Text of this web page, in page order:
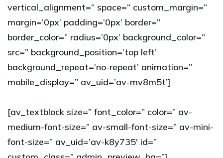
vertical_alignment=” space=” custom_margin=”
margin=’0px’ padding=’0px’ border=”
border_color=” radius=’0px’ background_color=”
src=” background_position=’top left’
background_repeat=’no-repeat’ animation=”
mobile_display=” av_uid=’av-mv8m5t’]
[av_textblock size=” font_color=” color=” av-
medium-font-size=” av-small-font-size=” av-mini-
font-size=” av_uid=’av-k8y735′ id=”